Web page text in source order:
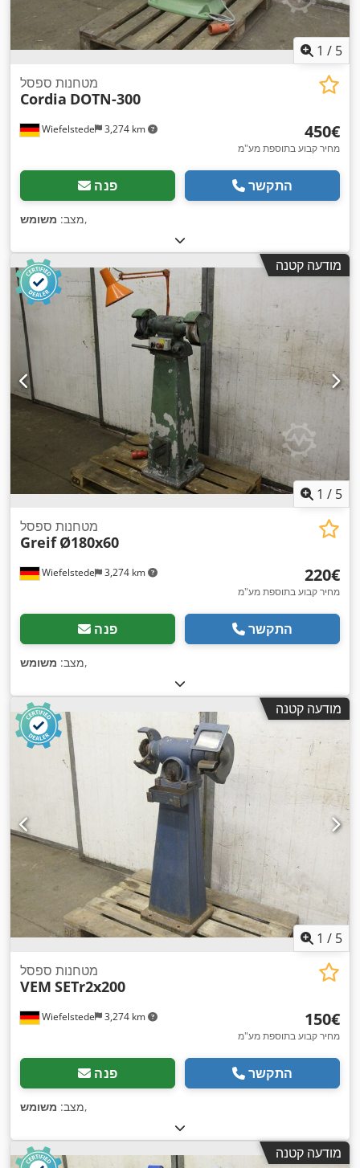
1 / 5
Wiefelstede 3,274 km
מטחנות ספסל
Cordia DOTN-300
‏450 ‏€
מחיר קבוע בתוספת מע"מ
פנה התקשר
מצב: משומש ,
מודעה קטנה
1 / 5
Wiefelstede 3,274 km
מטחנות ספסל
Greif Ø180x60
‏220 ‏€
מחיר קבוע בתוספת מע"מ
פנה התקשר
מצב: משומש ,
מודעה קטנה
1 / 5
Wiefelstede 3,274 km
מטחנות ספסל
VEM SETr2x200
‏150 ‏€
מחיר קבוע בתוספת מע"מ
פנה התקשר
מצב: משומש ,
מודעה קטנה